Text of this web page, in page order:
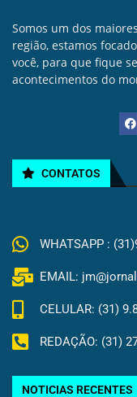
Somos um dos
região, estamos
você, para que fique
acontecimentos do
CONTATOS
WHATSAPP :
EMAIL:
CELULAR: (31)
REDAÇÃO: (31)
NOTICIAS RECENTES